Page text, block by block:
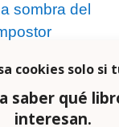
sombra del
Caliani
B